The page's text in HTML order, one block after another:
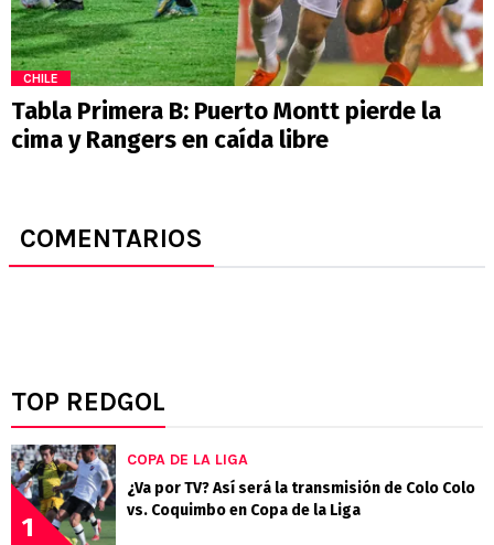
CHILE
Tabla Primera B: Puerto Montt pierde la
cima y Rangers en caída libre
COMENTARIOS
TOP REDGOL
1
COPA DE LA LIGA
¿Va por TV? Así será la transmisión de Colo Colo
vs. Coquimbo en Copa de la Liga